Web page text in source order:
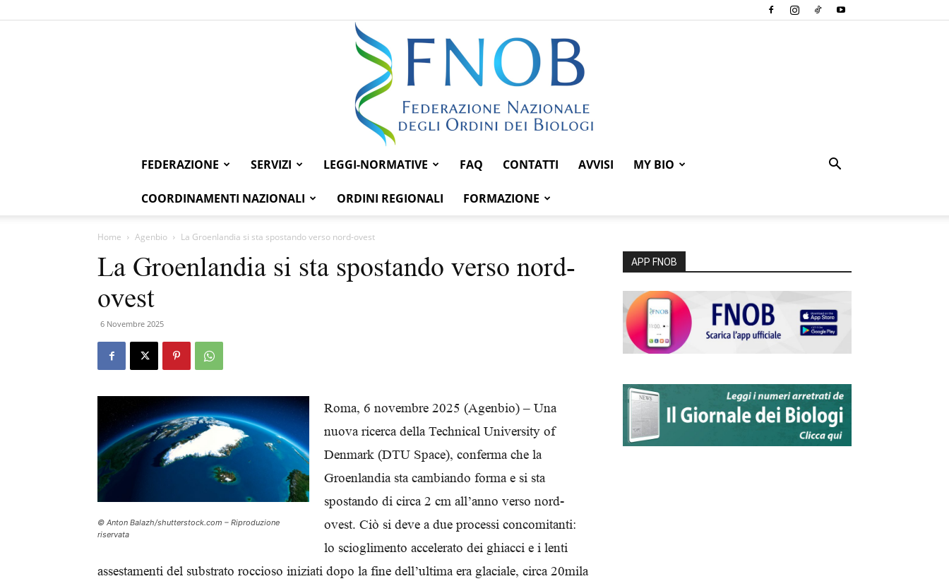
Federazione
FEDERAZIONE SERVIZI LEGGI-NORMATIVE FAQ CONTATTI AVVISI MY BIO
COORDINAMENTI NAZIONALI ORDINI REGIONALI FORMAZIONE
Home Agenbio La Groenlandia si sta spostando verso nord-ovest
La Groenlandia si sta spostando verso nord-
ovest
6 Novembre 2025
© Anton Balazh/shutterstock.com – Riproduzione
riservata
Roma, 6 novembre 2025 (Agenbio) – Una
nuova ricerca della Technical University of
Denmark (DTU Space), conferma che la
Groenlandia sta cambiando forma e si sta
spostando di circa 2 cm all’anno verso nord-
ovest. Ciò si deve a due processi concomitanti:
lo scioglimento accelerato dei ghiacci e i lenti
assestamenti del substrato roccioso iniziati dopo la fine dell’ultima era glaciale, circa 20mila
APP FNOB